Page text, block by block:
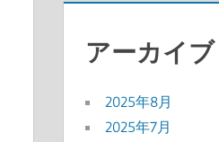
アーカイブ
2025年8月
2025年7月